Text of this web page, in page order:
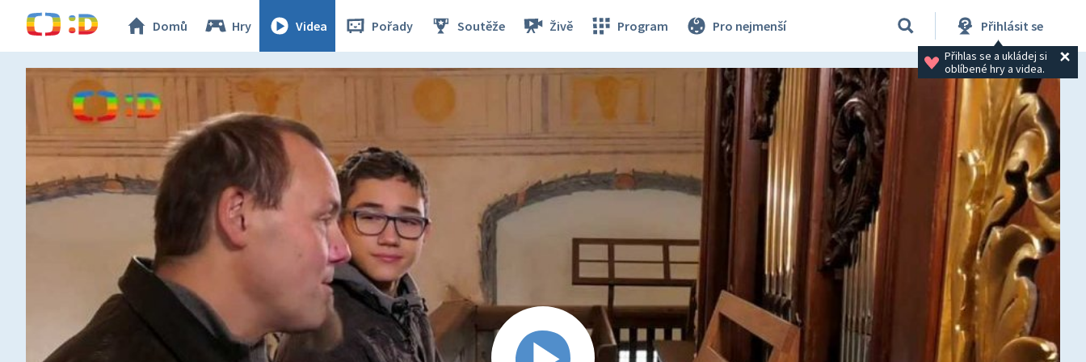
Domů Hry Videa Pořady Soutěže Živě Program Pro nejmenší Přihlásit se
Přihlas se a ukládej si
oblíbené hry a videa.